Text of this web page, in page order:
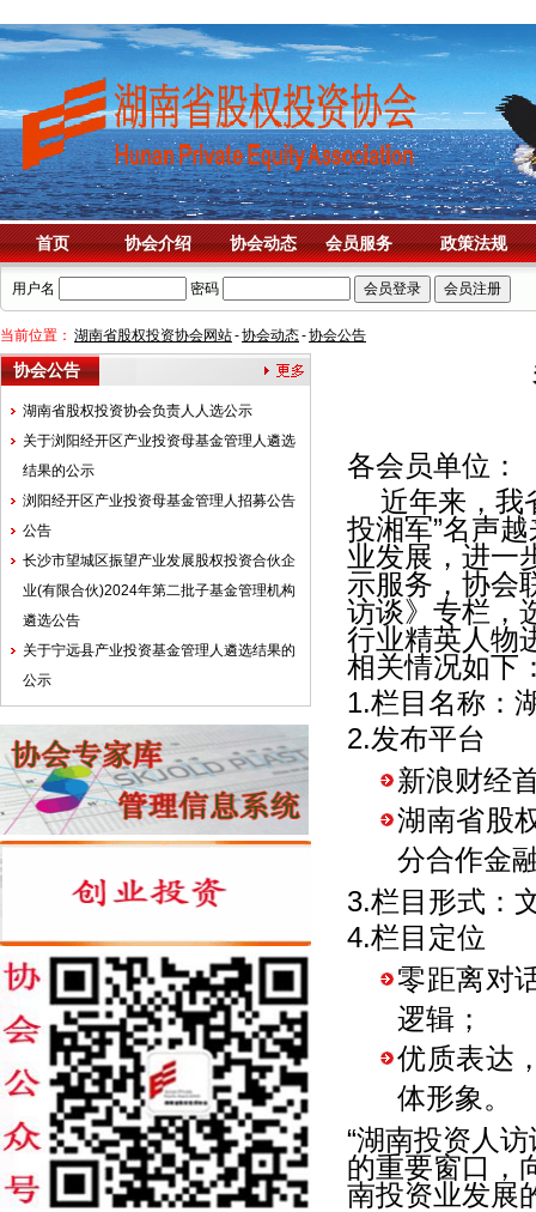
首页 协会介绍 协会动态 会员服务 政策法规
用户名 密码
当前位置： 湖南省股权投资协会网站-协会动态-协会公告
协会公告
湖南省股权投资协会负责人人选公示
关于浏阳经开区产业投资母基金管理人遴选
结果的公示
浏阳经开区产业投资母基金管理人招募公告
公告
长沙市望城区振望产业发展股权投资合伙企
业(有限合伙)2024年第二批子基金管理机构
遴选公告
关于宁远县产业投资基金管理人遴选结果的
公示
各会员单位：
近年来，我
投湘军”名声
业发展，进一
示服务，协会
访谈》专栏，
行业精英人物
相关情况如下
1.栏目名称：
2.发布平台
新浪财经
湖南省股
分合作金
3.栏目形式：
4.栏目定位
零距离对
逻辑；
优质表达
体形象。
“湖南投资人
的重要窗口，
南投资业发展